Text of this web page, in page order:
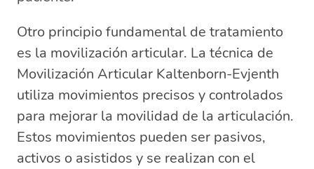
Otro principio fundamental de tratamiento
es la movilización articular. La técnica de
Movilización Articular Kaltenborn-Evjenth
utiliza movimientos precisos y controlados
para mejorar la movilidad de la articulación.
Estos movimientos pueden ser pasivos,
activos o asistidos y se realizan con el